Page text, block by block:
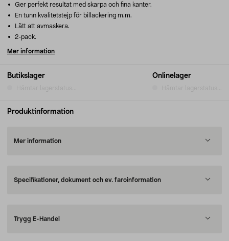
Butikslager Onlinelager
Ger perfekt resultat med skarpa och fina kanter.
En tunn kvalitetstejp för billackering m.m.
Lätt att avmaskera.
2-pack.
Mer information
Produktinformation
Mer information
Specifikationer, dokument och ev. faroinformation
Trygg E-Handel